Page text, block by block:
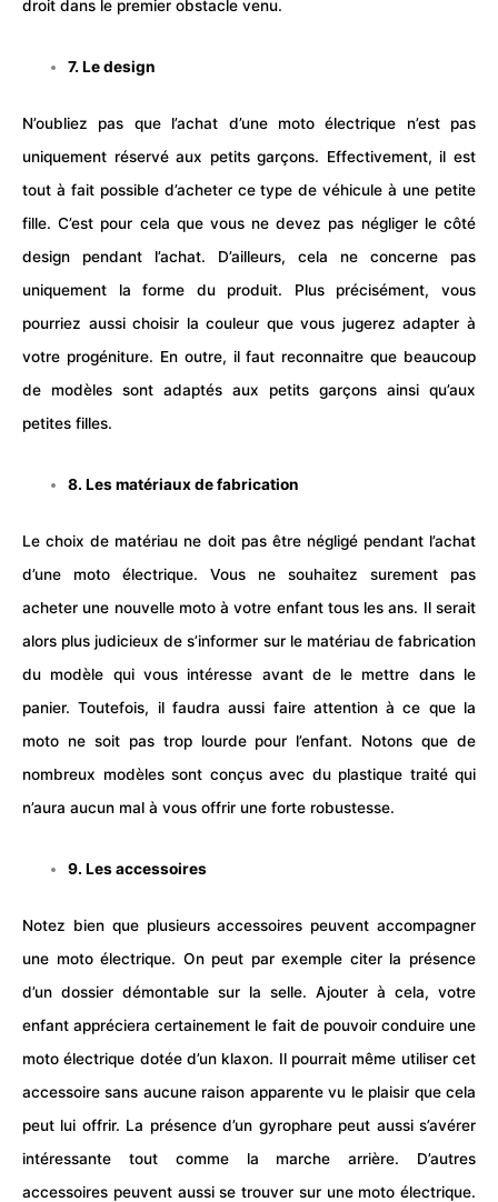
droit dans le premier obstacle venu.
7. Le design
N’oubliez pas que l’achat d’une moto électrique n’est pas
uniquement réservé aux petits garçons. Effectivement, il est
tout à fait possible d’acheter ce type de véhicule à une petite
fille. C’est pour cela que vous ne devez pas négliger le côté
design pendant l’achat. D’ailleurs, cela ne concerne pas
uniquement la forme du produit. Plus précisément, vous
pourriez aussi choisir la couleur que vous jugerez adapter à
votre progéniture. En outre, il faut reconnaitre que beaucoup
de modèles sont adaptés aux petits garçons ainsi qu’aux
petites filles.
8. Les matériaux de fabrication
Le choix de matériau ne doit pas être négligé pendant l’achat
d’une moto électrique. Vous ne souhaitez surement pas
acheter une nouvelle moto à votre enfant tous les ans. Il serait
alors plus judicieux de s’informer sur le matériau de fabrication
du modèle qui vous intéresse avant de le mettre dans le
panier. Toutefois, il faudra aussi faire attention à ce que la
moto ne soit pas trop lourde pour l’enfant. Notons que de
nombreux modèles sont conçus avec du plastique traité qui
n’aura aucun mal à vous offrir une forte robustesse.
9. Les accessoires
Notez bien que plusieurs accessoires peuvent accompagner
une moto électrique. On peut par exemple citer la présence
d’un dossier démontable sur la selle. Ajouter à cela, votre
enfant appréciera certainement le fait de pouvoir conduire une
moto électrique dotée d’un klaxon. Il pourrait même utiliser cet
accessoire sans aucune raison apparente vu le plaisir que cela
peut lui offrir. La présence d’un gyrophare peut aussi s’avérer
intéressante tout comme la marche arrière. D’autres
accessoires peuvent aussi se trouver sur une moto électrique.